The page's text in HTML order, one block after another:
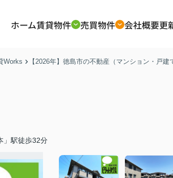
ホーム賃貸物件 売買物件 会社概要更
Works 【2026年】徳島市の不動産（マンション・戸
」駅徒歩32分